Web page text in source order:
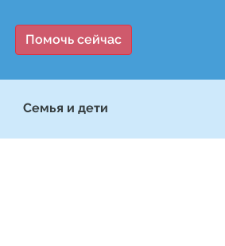
Помочь сейчас
Семья и дети